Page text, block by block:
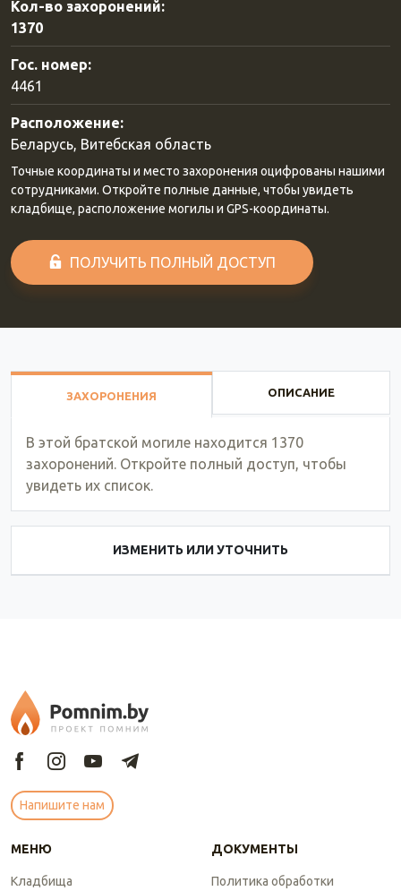
Кол-во захоронений:
1370
Гос. номер:
4461
Расположение:
Беларусь, Витебская область
Точные координаты и место захоронения оцифрованы нашими
сотрудниками. Откройте полные данные, чтобы увидеть
кладбище, расположение могилы и GPS-координаты.
ПОЛУЧИТЬ ПОЛНЫЙ ДОСТУП
ЗАХОРОНЕНИЯ ОПИСАНИЕ
В этой братской могиле находится 1370
захоронений. Откройте полный доступ, чтобы
увидеть их список.
ИЗМЕНИТЬ ИЛИ УТОЧНИТЬ
Напишите нам
МЕНЮ
Кладбища
ДОКУМЕНТЫ
Политика обработки